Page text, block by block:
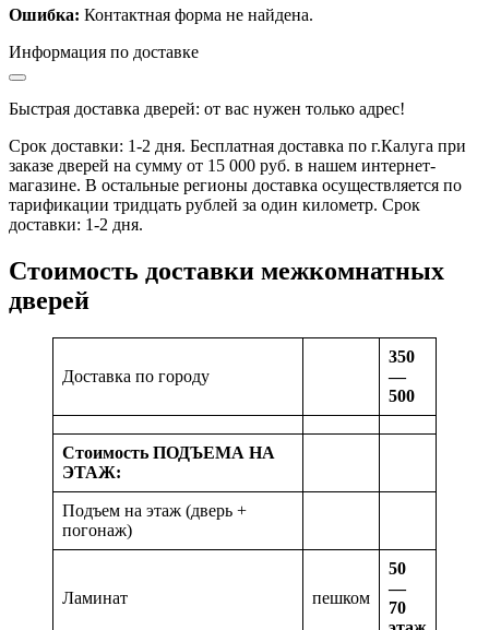
Ошибка: Контактная форма не найдена.
Информация по доставке
Быстрая доставка дверей: от вас нужен только адрес!
Срок доставки: 1-2 дня. Бесплатная доставка по г.Калуга при
заказе дверей на сумму от 15 000 руб. в нашем интернет-
магазине. В остальные регионы доставка осуществляется по
тарификации тридцать рублей за один километр. Срок
доставки: 1-2 дня.
Стоимость доставки межкомнатных
дверей
Доставка по городу
350
—
500
Стоимость ПОДЪЕМА НА
ЭТАЖ:
Подъем на этаж (дверь +
погонаж)
Ламинат пешком
50
—
70